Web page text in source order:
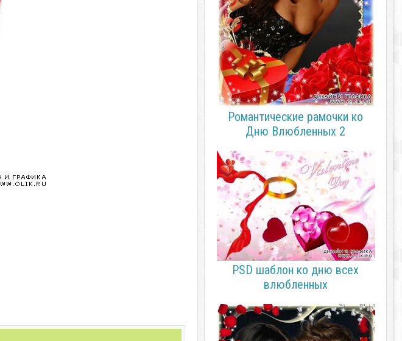
Романтические рамочки ко
Дню Влюбленных 2
PSD шаблон ко дню всех
влюбленных